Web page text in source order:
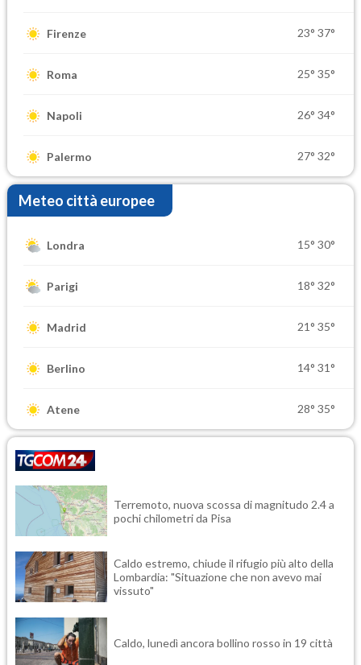
Firenze 23° 37°
Roma 25° 35°
Napoli 26° 34°
Palermo 27° 32°
Meteo città europee
Londra 15° 30°
Parigi 18° 32°
Madrid 21° 35°
Berlino 14° 31°
Atene 28° 35°
Terremoto, nuova scossa di magnitudo 2.4 a
pochi chilometri da Pisa
Caldo estremo, chiude il rifugio più alto della
Lombardia: "Situazione che non avevo mai
vissuto"
Caldo, lunedì ancora bollino rosso in 19 città